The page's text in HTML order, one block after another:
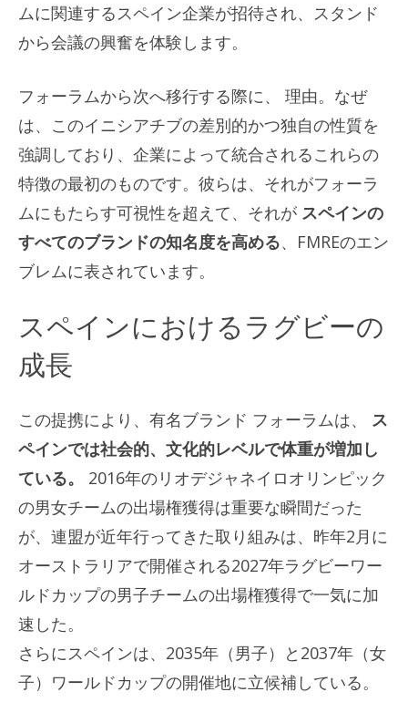
ムに関連するスペイン企業が招待され、スタンド
から会議の興奮を体験します。
フォーラムから次へ移行する際に、 理由。 なぜ
は、このイニシアチブの差別的かつ独自の性質を
強調しており、企業によって統合されるこれらの
特徴の最初のものです。彼らは、それがフォーラ
ムにもたらす可視性を超えて、それが スペインの
すべてのブランドの知名度を高める、FMREのエン
ブレムに表されています。
スペインにおけるラグビーの
成長
この提携により、有名ブランド フォーラムは、 ス
ペインでは社会的、文化的レベルで体重が増加し
ている。 2016年のリオデジャネイロオリンピック
の男女チームの出場権獲得は重要な瞬間だった
が、連盟が近年行ってきた取り組みは、昨年2月に
オーストラリアで開催される2027年ラグビーワー
ルドカップの男子チームの出場権獲得で一気に加
速した。
さらにスペインは、2035年（男子）と2037年（女
子）ワールドカップの開催地に立候補している。